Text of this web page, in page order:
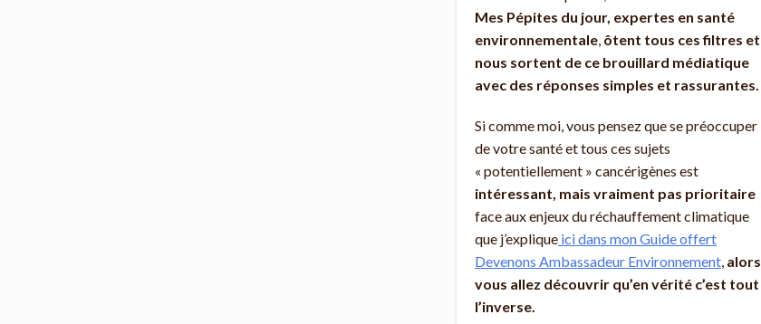
Mes Pépites du jour, expertes en santé
environnementale, ôtent tous ces filtres et
nous sortent de ce brouillard médiatique
avec des réponses simples et rassurantes.
Si comme moi, vous pensez que se préoccuper
de votre santé et tous ces sujets
« potentiellement » cancérigènes est
intéressant, mais vraiment pas prioritaire
face aux enjeux du réchauffement climatique
que j’explique ici dans mon Guide offert
Devenons Ambassadeur Environnement, alors
vous allez découvrir qu’en vérité c’est tout
l’inverse.